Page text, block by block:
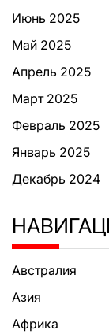
Июнь 2025
Май 2025
Апрель 2025
Март 2025
Февраль 2025
Январь 2025
Декабрь 2024
Австралия
Азия
Африка